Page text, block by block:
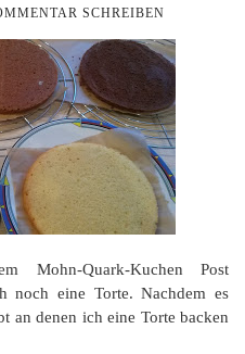
SCHREIBEN
Mohn-Quark-Kuchen Post
noch eine Torte. Nachdem es
an denen ich eine Torte backen